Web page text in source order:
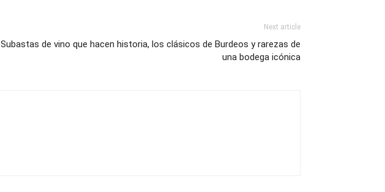
Next article
Subastas de vino que hacen historia, los clásicos de Burdeos y rarezas de
una bodega icónica